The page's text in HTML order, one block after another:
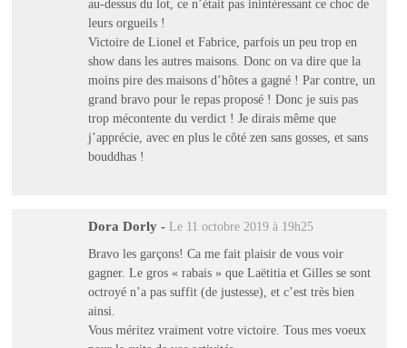
au-dessus du lot, ce n’était pas inintéressant ce choc de
leurs orgueils !
Victoire de Lionel et Fabrice, parfois un peu trop en
show dans les autres maisons. Donc on va dire que la
moins pire des maisons d’hôtes a gagné ! Par contre, un
grand bravo pour le repas proposé ! Donc je suis pas
trop mécontente du verdict ! Je dirais même que
j’apprécie, avec en plus le côté zen sans gosses, et sans
bouddhas !
Dora Dorly - Le 11 octobre 2019 à 19h25
Bravo les garçons! Ca me fait plaisir de vous voir
gagner. Le gros « rabais » que Laëtitia et Gilles se sont
octroyé n’a pas suffit (de justesse), et c’est très bien
ainsi.
Vous méritez vraiment votre victoire. Tous mes voeux